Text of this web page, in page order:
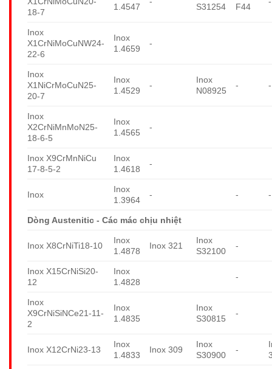
18-7
1.4547
S31254
F44
Inox
X1CrNiMoCuNW24-
22-6
Inox
1.4659
-
Inox
X1NiCrMoCuN25-
20-7
Inox
1.4529
-
Inox
N08925
- -
Inox
X2CrNiMnMoN25-
18-6-5
Inox
1.4565
-
Inox X9CrMnNiCu
17-8-5-2
Inox
1.4618
-
Inox
Inox
1.3964
- - -
Dòng Austenitic - Các mác chịu nhiệt
Inox X8CrNiTi18-10
Inox
1.4878
Inox 321
Inox
S32100
-
Inox X15CrNiSi20-
12
Inox
1.4828
-
Inox
X9CrNiSiNCe21-11-
2
Inox
1.4835
Inox
S30815
-
Inox X12CrNi23-13
Inox
1.4833
Inox 309
Inox
S30900
-